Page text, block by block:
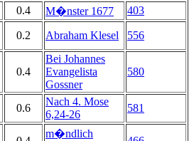
0.4 M�nster 1677
403
0.2 Abraham Klesel 556
0.4
Bei Johannes
Evangelista
Gossner
580
0.6
Nach 4. Mose
6,24-26
581
m�ndlich